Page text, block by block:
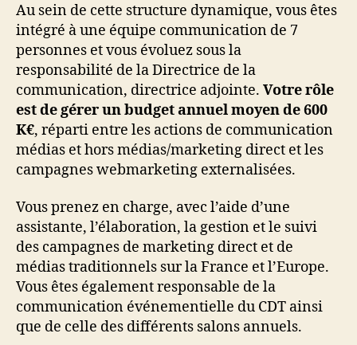
Au sein de cette structure dynamique, vous êtes
intégré à une équipe communication de 7
personnes et vous évoluez sous la
responsabilité de la Directrice de la
communication, directrice adjointe. Votre rôle
est de gérer un budget annuel moyen de 600
K€, réparti entre les actions de communication
médias et hors médias/marketing direct et les
campagnes webmarketing externalisées.
Vous prenez en charge, avec l’aide d’une
assistante, l’élaboration, la gestion et le suivi
des campagnes de marketing direct et de
médias traditionnels sur la France et l’Europe.
Vous êtes également responsable de la
communication événementielle du CDT ainsi
que de celle des différents salons annuels.